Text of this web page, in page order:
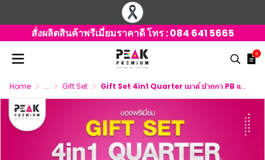
สั่งผลิตสินค้าพรีเมี่ยมราคาดี โทร :084 641 5665
0
Home ... Gift Set Gift Set 4in1 Quarter เมาส์ ปากกา PB แฟลชไดร์ฟพร้อมกล่อง